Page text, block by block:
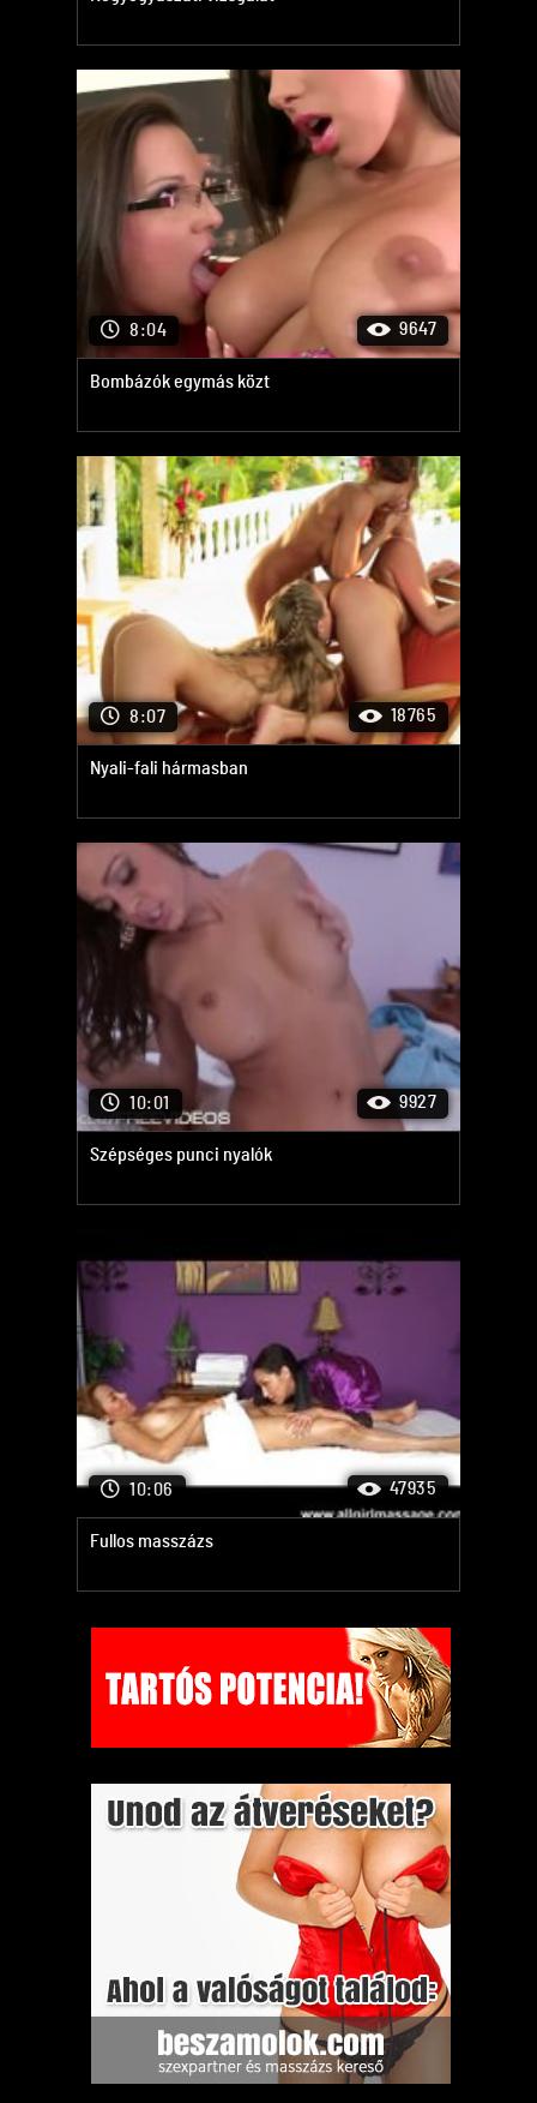
Bombázók egymás közt
8:04 9647
Nyali-fali hármasban
8:07 18765
Szépséges punci nyalók
10:01 9927
Fullos masszázs
10:06 47935